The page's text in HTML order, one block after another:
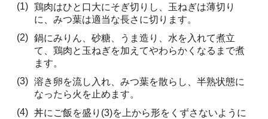
(1)
鶏肉はひと口大にそぎ切りし、玉ねぎは薄切り
に、みつ葉は適当な長さに切ります。
(2)
鍋にみりん、砂糖、うま造り、水を入れて煮立
て、鶏肉と玉ねぎを加えてやわらかくなるまで煮
ます。
(3)
溶き卵を流し入れ、みつ葉を散らし、半熟状態に
なったら火を止めます。
(4)
丼にご飯を盛り(3)を上から形をくずさないように